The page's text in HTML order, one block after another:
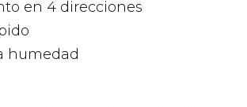
en 4 direcciones
humedad